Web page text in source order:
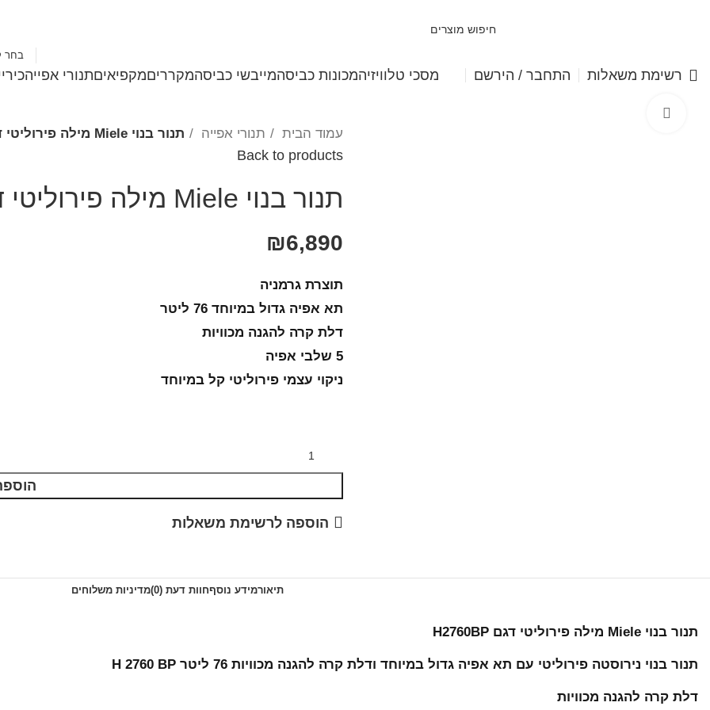
בחר
רשימת משאלות התחבר / הירשם מסכי טלוויזיהמכונות כביסהמייבשי כביסהמקרריםמקפיאיםתנורי אפייה
עמוד הבית תנורי אפייה תנור בנוי Miele מילה פירוליטי דגם H2760BP
Back to products
תנור בנוי Miele מילה פירוליטי דגם H2760BP
₪6,890
תוצרת גרמניה
תא אפיה גדול במיוחד 76 ליטר
דלת קרה להגנה מכוויות
5 שלבי אפיה
ניקוי עצמי פירוליטי קל במיוחד
הוספה לרשימת משאלות
תיאורמידע נוסףחוות דעת (0) מדיניות משלוחים
תנור בנוי Miele מילה פירוליטי דגם H2760BP
תנור בנוי נירוסטה פירוליטי עם תא אפיה גדול במיוחד ודלת קרה להגנה מכוויות 76 ליטר H 2760 BP
דלת קרה להגנה מכוויות